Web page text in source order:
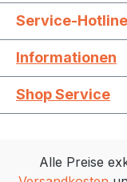
Service-Hotline
Informationen
Shop Service
Alle Preise